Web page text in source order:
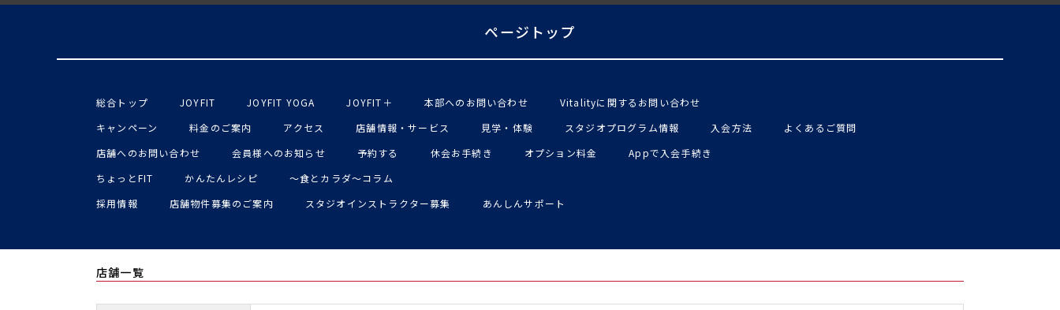
ページトップ
総合トップ JOYFIT JOYFIT YOGA JOYFIT＋ 本部へのお問い合わせ
Vitalityに関するお問い合わせ
キャンペーン
料金のご案内 アクセス 店舗情報・サービス 見学・体験 スタジオプログラム情報 入会方法
よくあるご質問
店舗へのお問い合わせ
会員様へのお知らせ 予約する 休会お手続き オプション料金
Appで入会手続き
ちょっとFIT
かんたんレシピ
〜食とカラダ〜コラム
採用情報
店舗物件募集のご案内 スタジオインストラクター募集 あんしんサポート
店舗一覧